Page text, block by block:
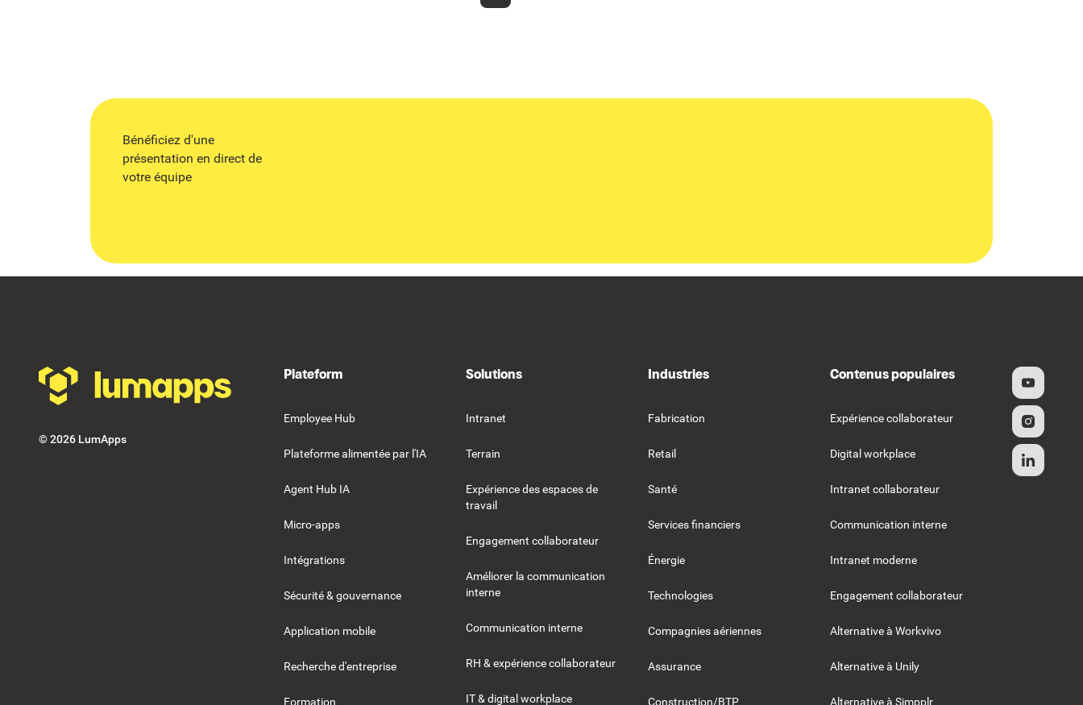
Bénéficiez d'une
présentation en direct de
votre équipe
©2026 LumApps
Plateform
Employee Hub
Plateforme alimentée par l'IA
Agent Hub IA
Micro-apps
Intégrations
Sécurité & gouvernance
Application mobile
Recherche d'entreprise
Formation
Solutions
Intranet
Terrain
Expérience des espaces de
travail
Engagement collaborateur
Améliorer la communication
interne
Communication interne
RH & expérience collaborateur
IT & digital workplace
Industries
Fabrication
Retail
Santé
Services financiers
Énergie
Technologies
Compagnies aériennes
Assurance
Construction/BTP
Contenus populaires
Expérience collaborateur
Digital workplace
Intranet collaborateur
Communication interne
Intranet moderne
Engagement collaborateur
Alternative à Workvivo
Alternative à Unily
Alternative à Simpplr